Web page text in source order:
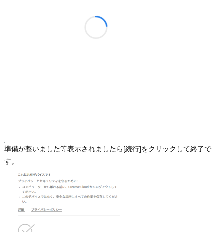
準備が整いました等表示されましたら[続行]をクリックして終了で
す。